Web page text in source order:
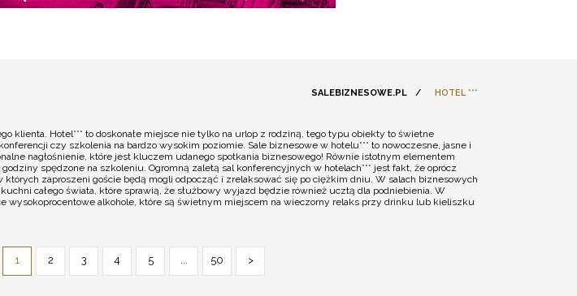
SALEBIZNESOWE.PL / HOTEL ***
klienta. Hotel*** to doskonałe miejsce nie tylko na urlop z rodziną, tego typu obiekty to świetne
czy szkolenia na bardzo wysokim poziomie. Sale biznesowe w hotelu*** to nowoczesne, jasne i
nagłośnienie, które jest kluczem udanego spotkania biznesowego! Równie istotnym elementem
spędzone na szkoleniu. Ogromną zaletą sal konferencyjnych w hotelach*** jest fakt, że oprócz
zaproszeni goście będą mogli odpocząć i zrelaksować się po ciężkim dniu. W salach biznesowych
całego świata, które sprawią, że służbowy wyjazd będzie również ucztą dla podniebienia. W
wysokoprocentowe alkohole, które są świetnym miejscem na wieczorny relaks przy drinku lub kieliszku
1 2 3 4 5 ... 50 >